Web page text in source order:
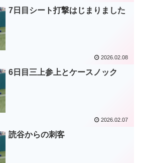
7日目シート打撃はじまりました
2026.02.08
6日目三上参上とケースノック
2026.02.07
読谷からの刺客